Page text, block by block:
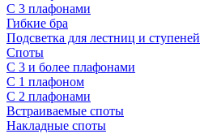
С 3 плафонами
Гибкие бра
Подсветка для лестниц и ступеней
Споты
С 3 и более плафонами
С 1 плафоном
С 2 плафонами
Встраиваемые споты
Накладные споты